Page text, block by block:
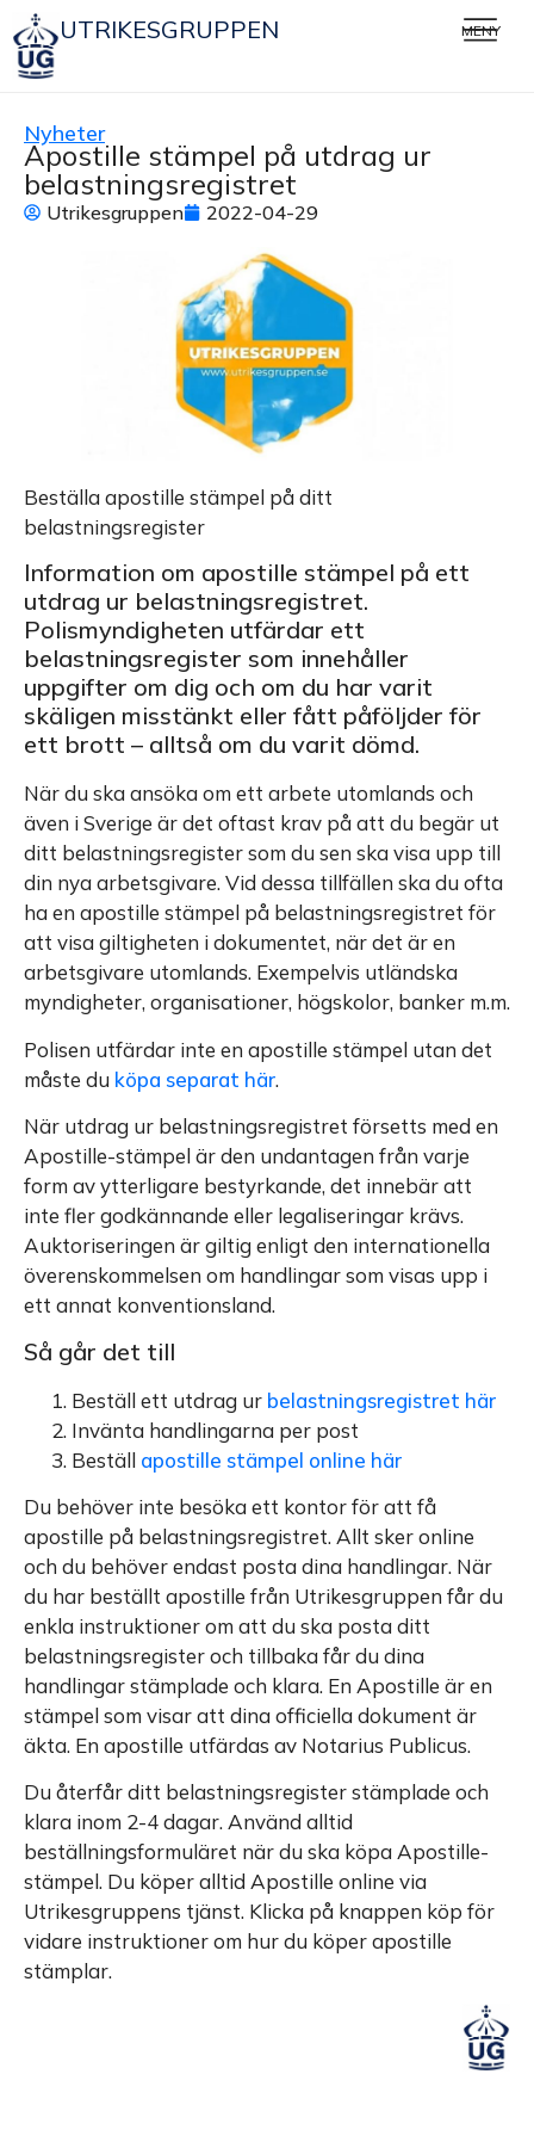
UTRIKESGRUPPEN MENY
Nyheter
Apostille stämpel på utdrag ur
belastningsregistret
Utrikesgruppen 2022-04-29
Beställa apostille stämpel på ditt
belastningsregister
Information om apostille stämpel på ett
utdrag ur belastningsregistret.
Polismyndigheten utfärdar ett
belastningsregister som innehåller
uppgifter om dig och om du har varit
skäligen misstänkt eller fått påföljder för
ett brott – alltså om du varit dömd.
När du ska ansöka om ett arbete utomlands och
även i Sverige är det oftast krav på att du begär ut
ditt belastningsregister som du sen ska visa upp till
din nya arbetsgivare. Vid dessa tillfällen ska du ofta
ha en apostille stämpel på belastningsregistret för
att visa giltigheten i dokumentet, när det är en
arbetsgivare utomlands. Exempelvis utländska
myndigheter, organisationer, högskolor, banker m.m.
Polisen utfärdar inte en apostille stämpel utan det
måste du köpa separat här.
När utdrag ur belastningsregistret försetts med en
Apostille-stämpel är den undantagen från varje
form av ytterligare bestyrkande, det innebär att
inte fler godkännande eller legaliseringar krävs.
Auktoriseringen är giltig enligt den internationella
överenskommelsen om handlingar som visas upp i
ett annat konventionsland.
Så går det till
Beställ ett utdrag ur belastningsregistret här
Invänta handlingarna per post
Beställ apostille stämpel online här
Du behöver inte besöka ett kontor för att få
apostille på belastningsregistret. Allt sker online
och du behöver endast posta dina handlingar. När
du har beställt apostille från Utrikesgruppen får du
enkla instruktioner om att du ska posta ditt
belastningsregister och tillbaka får du dina
handlingar stämplade och klara. En Apostille är en
stämpel som visar att dina officiella dokument är
äkta. En apostille utfärdas av Notarius Publicus.
Du återfår ditt belastningsregister stämplade och
klara inom 2-4 dagar. Använd alltid
beställningsformuläret när du ska köpa Apostille-
stämpel. Du köper alltid Apostille online via
Utrikesgruppens tjänst. Klicka på knappen köp för
vidare instruktioner om hur du köper apostille
stämplar.